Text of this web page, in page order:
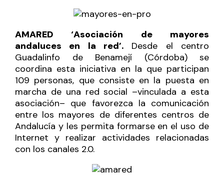
AMARED ‘Asociación de mayores
andaluces en la red’. Desde el centro
Guadalinfo de Benamejí (Córdoba) se
coordina esta iniciativa en la que participan
109 personas, que consiste en la puesta en
marcha de una red social –vinculada a esta
asociación– que favorezca la comunicación
entre los mayores de diferentes centros de
Andalucía y les permita formarse en el uso de
Internet y realizar actividades relacionadas
con los canales 2.0.